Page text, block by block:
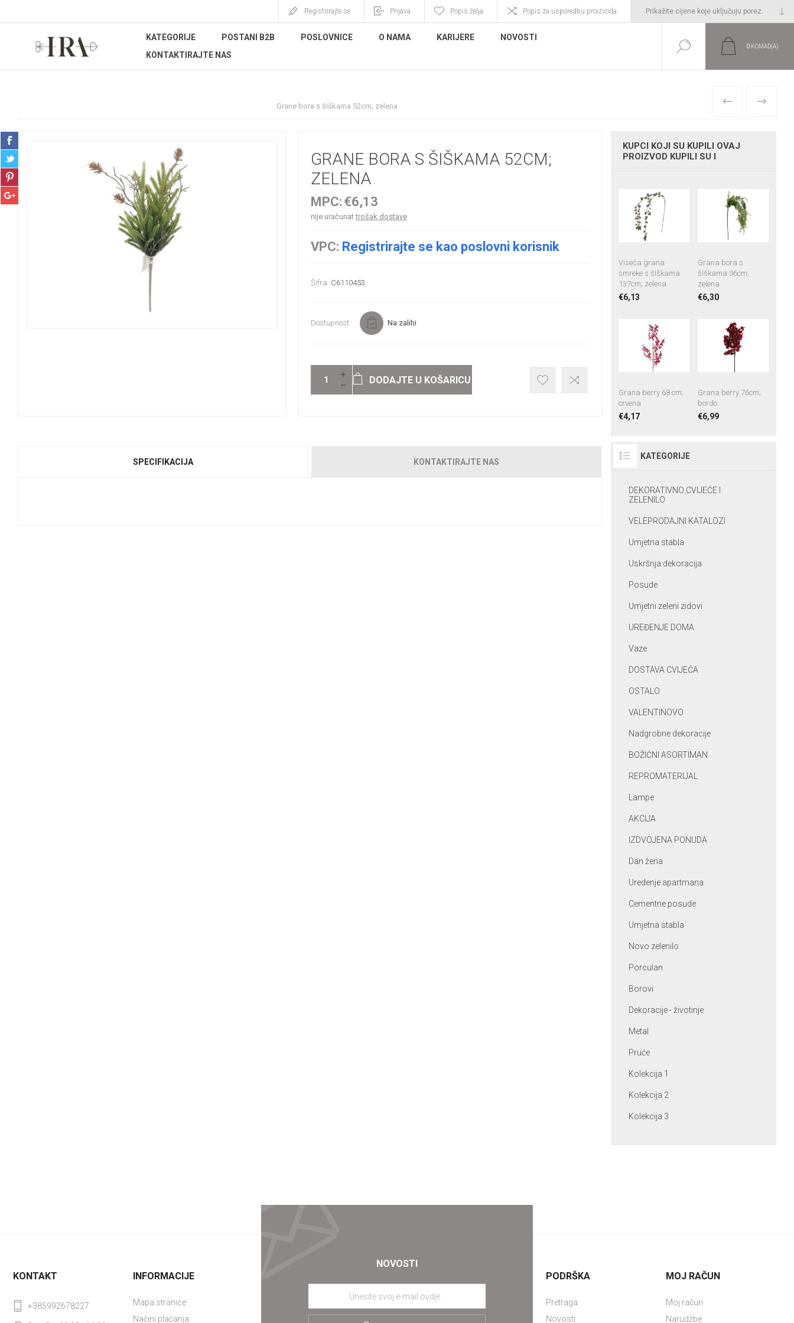
Registrirajte se Prijava Popis želja Popis za usporedbu proizvoda
KATEGORIJE POSTANI B2B POSLOVNICE O NAMA KARIJERE
NOVOSTI
KONTAKTIRAJTE NAS
0 KOMAD(A)
Grane bora s šIškama 52cm; zelena PRETHODNI
SLIJEDEĆI
GRANE BORA S ŠIŠKAMA 52CM;
ZELENA
MPC: €6,13
nije uračunattrošak dostave
VPC: Registrirajte se kao poslovni korisnik
Šifra: C6110453
Dostupnost: Na zalihi
DODAJTE U KOŠARICU
SPECIFIKACIJA KONTAKTIRAJTE NAS
KUPCI KOJI SU KUPILI OVAJ
PROIZVOD KUPILI SU I
Viseća grana
smreke s šIškama
137cm; zelena
€6,13
Grana bora s
šIškama 96cm;
zelena
€6,30
Grana berry 68 cm;
crvena
€4,17
Grana berry 76cm;
bordo
€6,99
KATEGORIJE
DEKORATIVNO CVIJEĆE I
ZELENILO
VELEPRODAJNI KATALOZI
Umjetna stabla
Uskršnja dekoracija
Posude
Umjetni zeleni zidovi
UREĐENJE DOMA
Vaze
DOSTAVA CVIJEĆA
OSTALO
VALENTINOVO
Nadgrobne dekoracije
BOŽIĆNI ASORTIMAN
REPROMATERIJAL
Lampe
AKCIJA
IZDVOJENA PONUDA
Dan žena
Uredenje apartmana
Cementne posude
Umjetna stabla
Novo zelenilo
Porculan
Borovi
Dekoracije - životinje
Metal
Pruće
Kolekcija 1
Kolekcija 2
Kolekcija 3
NOVOSTI
KONTAKT
+385992678227
INFORMACIJE
Mapa stranice
Načini plaćanja
PODRŠKA
Pretraga
Novosti
MOJ RAČUN
Moj račun
Narudžbe